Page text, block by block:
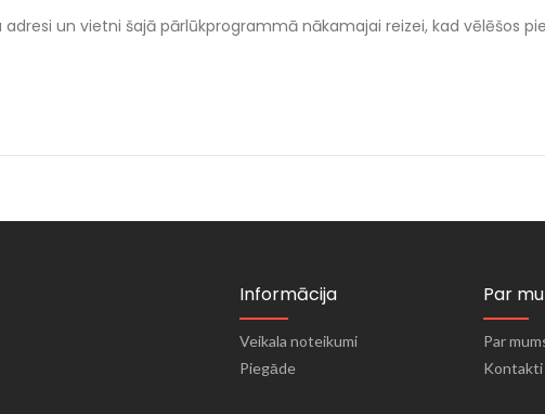
un vietni šajā pārlūkprogrammā nākamajai reizei, kad vēlēšos
Informācija
Veikala noteikumi
Piegāde
Par
Par
Kontakti